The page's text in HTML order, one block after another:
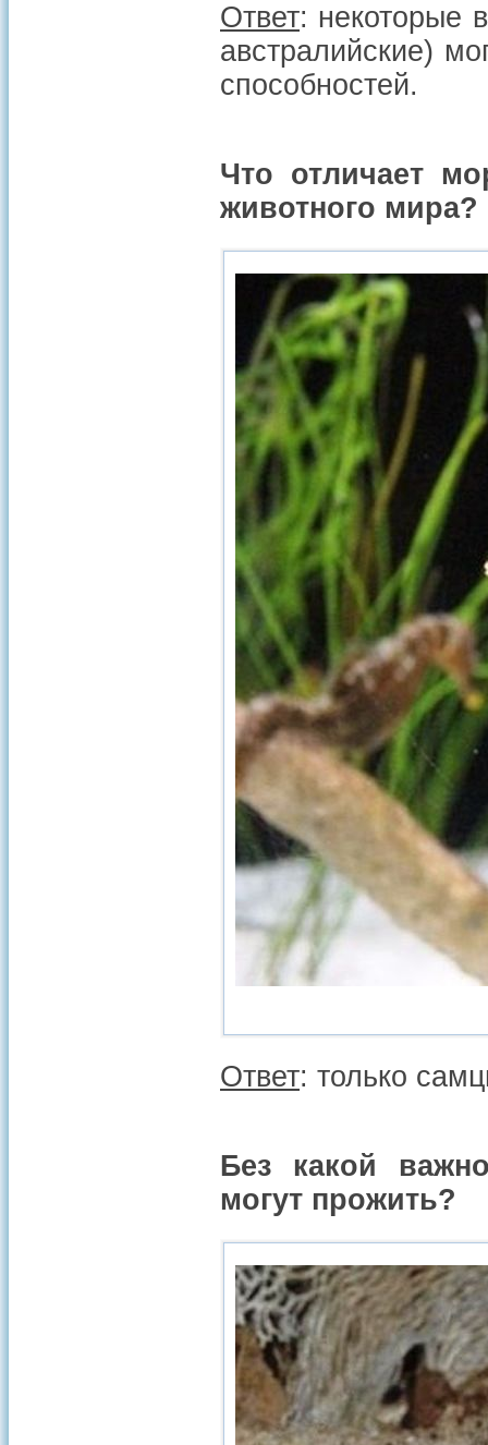
Ответ: некоторые
австралийские)
способностей.
Что отличает
животного мира?
Ответ: только
Без какой
могут прожить?